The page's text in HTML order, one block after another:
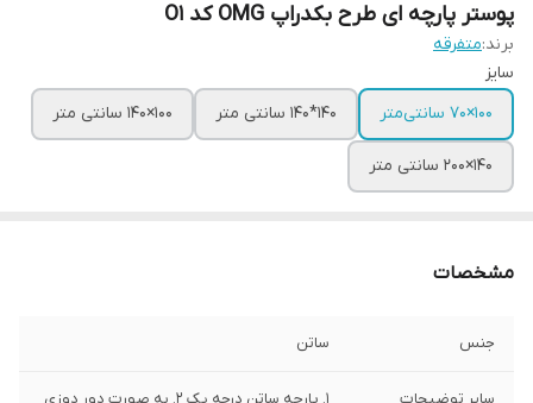
پوستر پارچه ای طرح بکدراپ OMG کد O1
برند:متفرقه
سایز
100×70 سانتی‌متر
140*140 سانتی متر 100×140 سانتی متر
140×200 سانتی متر
مشخصات
جنس ساتن
سایر توضیحات
1. پارچه ساتن درجه یک 2. به صورت دور دوزی